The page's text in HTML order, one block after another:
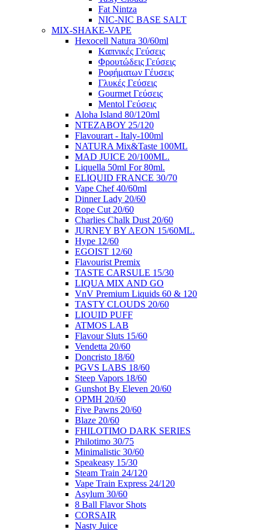
Fat Nintza
NIC-NIC BASE SALT
MIX-SHAKE-VAPE
Hexocell Natura 30/60ml
Kαπνικές Γεύσεις
Φρουτώδεις Γεύσεις
Ροφήματων Γέυσεις
Γλυκές Γεύσεις
Gourmet Γεύσεις
Mentol Γεύσεις
Aloha Island 80/120ml
ΝΤΕΖΑΒΟΥ 25/120
Flavourart - Italy-100ml
NATURA Mix&Taste 100ML
MAD JUICE 20/100ML.
Liquella 50ml For 80ml.
ELIQUID FRANCE 30/70
Vape Chef 40/60ml
Dinner Lady 20/60
Rope Cut 20/60
Charlies Chalk Dust 20/60
JURNEY BY AEON 15/60ML.
Hype 12/60
EGOIST 12/60
Flavourist Premix
ΤΑSTE CARSULE 15/30
LIQUA MIX AND GO
VnV Premium Liquids 60 & 120
TASTY CLOUDS 20/60
LIOUID PUFF
ATMOS LAB
Flavour Sluts 15/60
Vendetta 20/60
Doncristo 18/60
PGVS LABS 18/60
Steep Vapors 18/60
Gunshot By Eleven 20/60
ΟΡΜΗ 20/60
Five Pawns 20/60
Blaze 20/60
FHILOTIMO DARK SERIES
Philotimo 30/75
Minimalistic 30/60
Speakeasy 15/30
Steam Train 24/120
Vape Train Express 24/120
Asylum 30/60
8 Βall Flavor Shots
CORSAIR
Nasty Juice